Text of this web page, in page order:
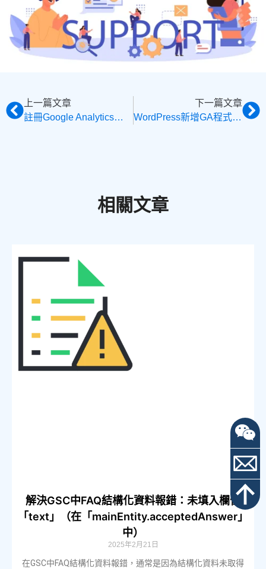
上一篇文章
註冊Google Analytics帳號，並帶你了解GA操作介面
下一篇文章
WordPress新增GA程式碼的3種方式，使用Google Analytics統計網站流量
相關文章
解決GSC中FAQ結構化資料報錯：未填入欄位
「text」（在「mainEntity.acceptedAnswer」
中）
2025年2月21日
在GSC中FAQ結構化資料報錯，通常是因為結構化資料未取得